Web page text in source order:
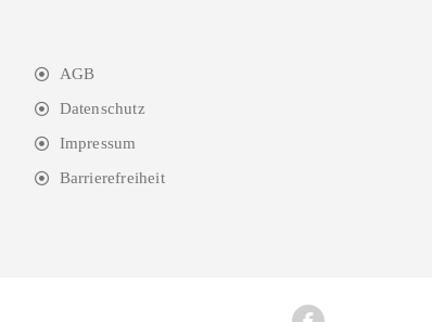
AGB
Datenschutz
Impressum
Barrierefreiheit